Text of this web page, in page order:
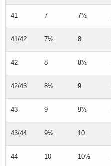
41 7 7½
41/42 7½ 8
42 8 8½
42/43 8½ 9
43 9 9½
43/44 9½ 10
44 10 10½